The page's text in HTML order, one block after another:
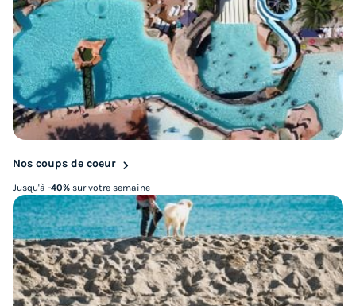
Nos coups de coeur
Jusqu'à -40% sur votre semaine